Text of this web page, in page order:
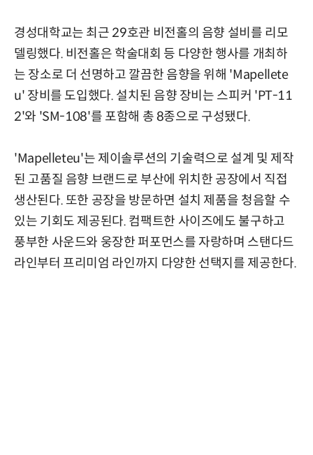
경성대학교는 최근 29호관 비전홀의 음향 설비를 리모
델링했다. 비전홀은 학술대회 등 다양한 행사를 개최하
는 장소로 더 선명하고 깔끔한 음향을 위해 'Mapellete
u' 장비를 도입했다. 설치된 음향 장비는 스피커 'PT-11
2'와 'SM-108'를 포함해 총 8종으로 구성됐다.
'Mapelleteu'는 제이솔루션의 기술력으로 설계 및 제작
된 고품질 음향 브랜드로 부산에 위치한 공장에서 직접
생산된다. 또한 공장을 방문하면 설치 제품을 청음할 수
있는 기회도 제공된다. 컴팩트한 사이즈에도 불구하고
풍부한 사운드와 웅장한 퍼포먼스를 자랑하며 스탠다드
라인부터 프리미엄 라인까지 다양한 선택지를 제공한다.